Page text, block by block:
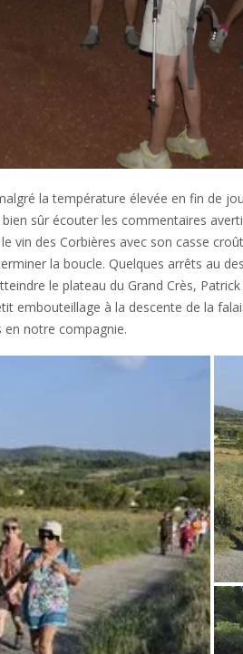
la température élevée en fin de
sûr écouter les commentaires
vin des Corbières avec son casse
la boucle. Quelques arrêts au
le plateau du Grand Crès,
embouteillage à la descente de la
en notre compagnie.